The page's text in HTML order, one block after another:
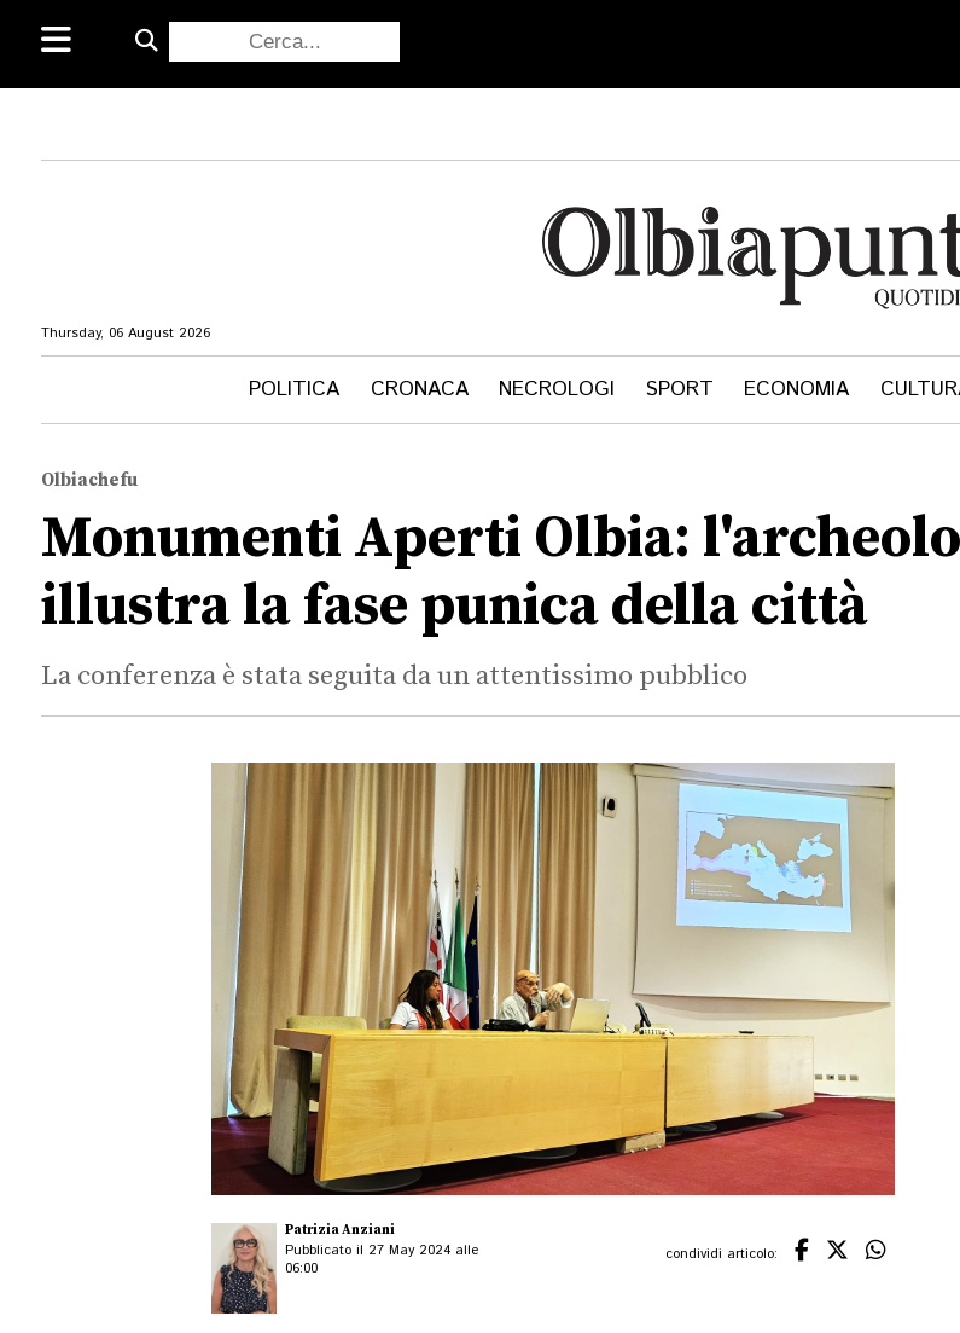
Thursday, 06 August 2026
POLITICA CRONACA NECROLOGI SPORT ECONOMIA
Olbiachefu
Monumenti Aperti Olbia:
illustra la fase punica della città
La conferenza è stata seguita da un attentissimo pubblico
Patrizia Anziani
Pubblicato il 27 May 2024 alle
06:00
condividi articolo: